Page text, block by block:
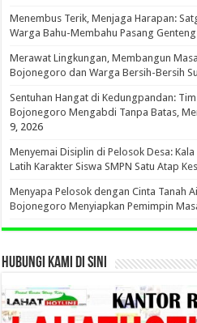
Menembus Terik, Menjaga Harapan:
Warga Bahu-Membahu Pasang Genteng
Merawat Lingkungan, Membangun
Bojonegoro dan Warga Bersih-Bersih
Sentuhan Hangat di Kedungpandan:
Bojonegoro Mengabdi Tanpa Batas,
9, 2026
Menyemai Disiplin di Pelosok Desa:
Latih Karakter Siswa SMPN Satu Atap
Menyapa Pelosok dengan Cinta Tanah
Bojonegoro Menyiapkan Pemimpin
HUBUNGI KAMI DI SINI